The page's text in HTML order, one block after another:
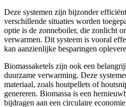
Deze systemen zijn bijzonder
verschillende situaties worden
optie is de zonneboiler, die zonlicht
verwarmen. Dit systeem is vooral
kan aanzienlijke besparingen
Biomassaketels zijn ook een
duurzame verwarming. Deze
materiaal, zoals houtpellets of
genereren. Biomassa is een
bijdragen aan een circulaire